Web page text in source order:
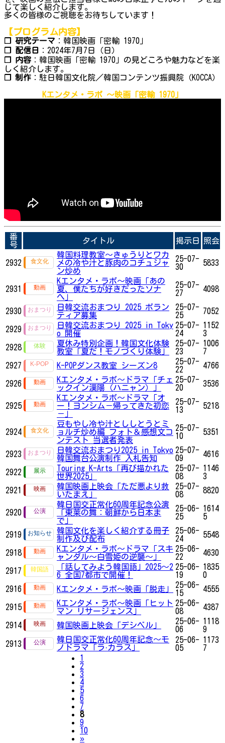
じて楽しく紹介します。
多くの皆様のご視聴をお待ちしています！
【プログラム内容】
❐ 研究テーマ ：韓国映画「密輸 1970」
❐ 配信日
：2024年7月7日（日）
❐ 内容 ：韓国映画「密輸 1970」の見どころや魅力などを楽
しく紹介します。
❐ 制作 ：駐日韓国文化院／韓国コンテンツ振興院（KOCCA）
Kエンタメ・ラボ ～映画「密輸 1970」
番
号
タイトル 掲示日 照会
2932
韓国料理教室～きゅうりとワカ
メの冷や汁と豚肉のコチュジャ
ン炒め
25-07-
30
5833
2931
Kエンタメ・ラボ～映画「あの
夏、僕たちが好きだったソナ
へ」
25-07-
27
4098
2930
日韓交流おまつり 2025 ボラン
ティア募集
25-07-
25
7052
2929
日韓交流おまつり 2025 in Toky
o 開催
25-07-
24
1152
3
2928
夏休み特別企画！韓国文化体験
教室「夏だ！モノづくり体験」
25-07-
23
1006
7
2927
K-POPダンス教室 シーズン8
25-07-
22
4766
2926
Kエンタメ・ラボ～ドラマ「チェ
ックイン漢陽（ハニャン）」
25-07-
20
3536
2925
Kエンタメ・ラボ～ドラマ「オ
ー！ヨンシム－帰ってきた初恋
－」
25-07-
13
5218
2924
豆もやし冷や汁とししとうとミ
ョルチ炒め編 フォト＆感想文コ
ンテスト 当選者発表
25-07-
10
5351
2923
日韓交流おまつり2025 in Tokyo
韓国舞台公演制作 入札告知
25-07-
09
4616
2922
Touring K-Arts「再び描かれた
世界2025」
25-07-
08
1146
3
2921
韓国映画上映会「ただ悪より救
いたまえ」
25-07-
08
8820
2920
韓日国交正常化60周年記念公演
「東莱の舞：朝鮮から日本ま
で」
25-06-
25
1614
5
2919
韓国文化を楽しく紹介する冊子
制作及び配布
25-06-
24
5548
2918
Kエンタメ・ラボ～ドラマ「スキ
ャンダル～白雪姫の逆襲～」
25-06-
22
4630
2917
「話してみよう韓国語」2025～2
6 全国7都市で開催！
25-06-
19
1835
0
2916
Kエンタメ・ラボ～映画「脱走」
25-06-
15
4555
2915
Kエンタメ・ラボ～映画「ヒット
マン リサージェンス」
25-06-
08
4387
2914 韓国映画上映会「デシベル」
25-06-
06
1118
9
2913
韓日国交正常化60周年記念〜モ
ノドラマ「ラ·カラス」
25-06-
05
1173
7
1
2
3
4
5
6
7
8
9
10
»Next